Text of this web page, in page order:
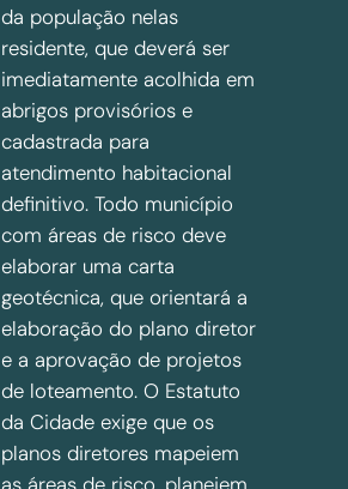
da população nelas
residente, que deverá ser
imediatamente acolhida em
abrigos provisórios e
cadastrada para
atendimento habitacional
definitivo. Todo município
com áreas de risco deve
elaborar uma carta
geotécnica, que orientará a
elaboração do plano diretor
e a aprovação de projetos
de loteamento. O Estatuto
da Cidade exige que os
planos diretores mapeiem